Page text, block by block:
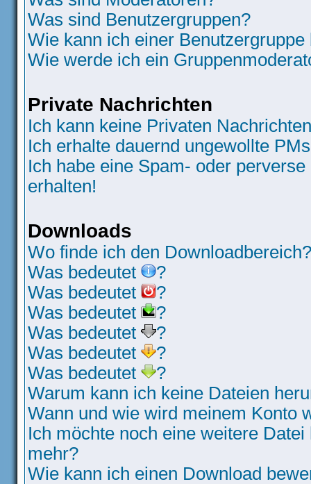
Was sind Benutzergruppen?
Wie kann ich einer Benutzergruppe
Wie werde ich ein
Private Nachrichten
Ich kann keine Privaten
Ich erhalte dauernd ungewollte
Ich habe eine Spam- oder
erhalten!
Downloads
Wo finde ich den Downloadbereich?
Was bedeutet
?
Was bedeutet
?
Was bedeutet
?
Was bedeutet
?
Was bedeutet
?
Was bedeutet
?
Warum kann ich keine Dateien
Wann und wie wird meinem Konto
Ich möchte noch eine weitere
mehr?
Wie kann ich einen Download